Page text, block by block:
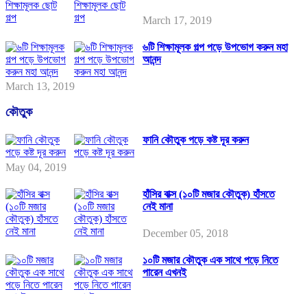
March 17, 2019
৬টি শিক্ষামূলক গল্প পড়ে উপভোগ করুন মহা
আনন্দ
March 13, 2019
কৌতুক
ফানি কৌতুক পড়ে কষ্ট দূর করুন
May 04, 2019
হাঁসির বাক্স (১০টি মজার কৌতুক) হাঁসতে
নেই মানা
December 05, 2018
১০টি মজার কৌতুক এক সাথে পড়ে নিতে
পারেন এখনই